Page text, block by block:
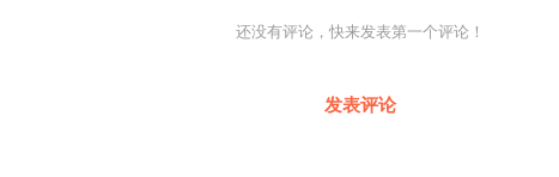
还没有评论，快来发表第一个评论！
发表评论